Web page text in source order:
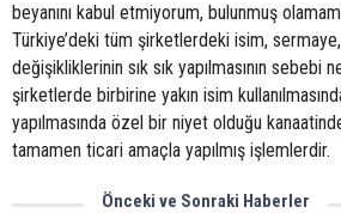
beyanını kabul etmiyorum, bulunmuş
Türkiye’deki tüm şirketlerdeki isim,
değişikliklerinin sık sık yapılmasının sebebi
şirketlerde birbirine yakın isim
yapılmasında özel bir niyet olduğu
tamamen ticari amaçla yapılmış işlemlerdir.
Önceki ve Sonraki Haberler